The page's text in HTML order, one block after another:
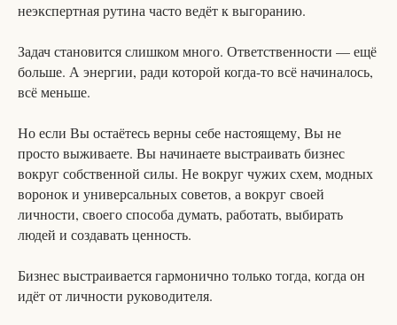
неэкспертная рутина часто ведёт к выгоранию.
Задач становится слишком много. Ответственности — ещё
больше. А энергии, ради которой когда-то всё начиналось,
всё меньше.
Но если Вы остаётесь верны себе настоящему, Вы не
просто выживаете. Вы начинаете выстраивать бизнес
вокруг собственной силы. Не вокруг чужих схем, модных
воронок и универсальных советов, а вокруг своей
личности, своего способа думать, работать, выбирать
людей и создавать ценность.
Бизнес выстраивается гармонично только тогда, когда он
идёт от личности руководителя.